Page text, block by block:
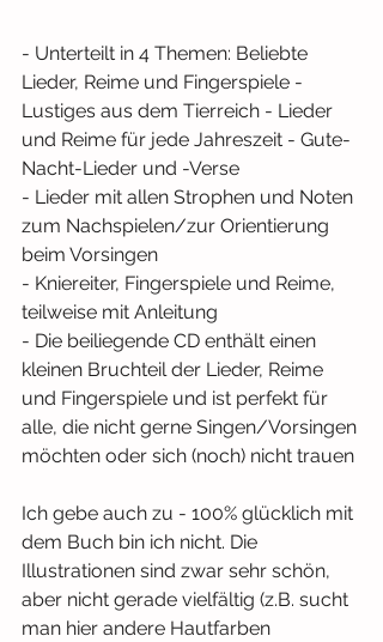
- Unterteilt in 4 Themen: Beliebte
Lieder, Reime und Fingerspiele -
Lustiges aus dem Tierreich - Lieder
und Reime für jede Jahreszeit - Gute-
Nacht-Lieder und -Verse
- Lieder mit allen Strophen und Noten
zum Nachspielen/zur Orientierung
beim Vorsingen
- Kniereiter, Fingerspiele und Reime,
teilweise mit Anleitung
- Die beiliegende CD enthält einen
kleinen Bruchteil der Lieder, Reime
und Fingerspiele und ist perfekt für
alle, die nicht gerne Singen/Vorsingen
möchten oder sich (noch) nicht trauen
Ich gebe auch zu - 100% glücklich mit
dem Buch bin ich nicht. Die
Illustrationen sind zwar sehr schön,
aber nicht gerade vielfältig (z.B. sucht
man hier andere Hautfarben